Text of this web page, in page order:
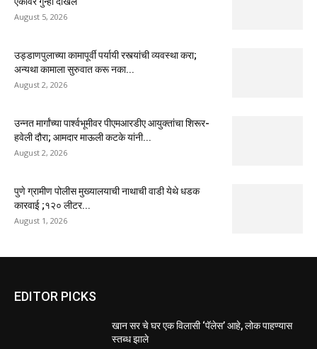
August 5, 2026
उड्डाणपुलाच्या कामापूर्वी पर्यायी रस्त्यांची व्यवस्था करा;
अन्यथा कामाला सुरुवात करू नका...
August 2, 2026
उन्नत मार्गांच्या पार्श्वभूमीवर पीएमआरडीए आयुक्तांचा शिरूर-
हवेली दौरा; आमदार माऊली कटके यांनी...
August 2, 2026
पुणे ग्रामीण पोलीस मुख्यालयाची नाथाची वाडी येथे धडक
कारवाई ;१२० लीटर...
August 1, 2026
EDITOR PICKS
खान सर चे घर एक विलासी ‘पॅलेस’ आहे, लोक पाहण्यास
स्तब्ध झाले